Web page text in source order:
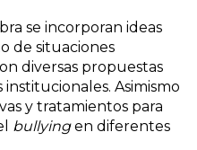
se incorporan ideas
de situaciones
diversas propuestas
Asimismo
y tratamientos para
bullyingen diferentes